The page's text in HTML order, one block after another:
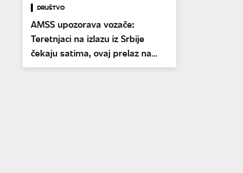
DRUŠTVO
AMSS upozorava vozače:
Teretnjaci na izlazu iz Srbije
čekaju satima, ovaj prelaz na
udaru